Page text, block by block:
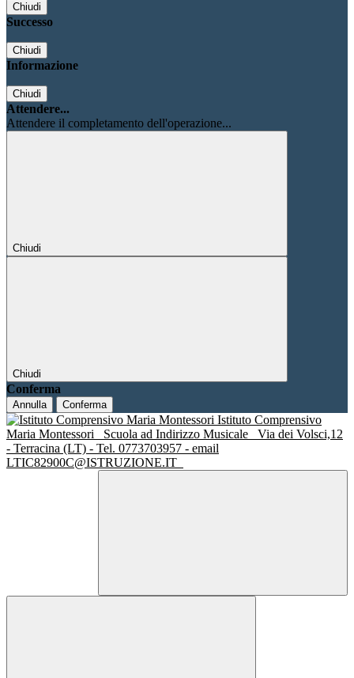
Chiudi
Successo
Chiudi
Informazione
Chiudi
Attendere...
Attendere il completamento dell'operazione...
Chiudi
Chiudi
Conferma
Annulla Conferma
Istituto Comprensivo
Maria Montessori
Scuola ad Indirizzo Musicale
Via dei Volsci,12
- Terracina (LT) - Tel. 0773703957 - email
LTIC82900C@ISTRUZIONE.IT